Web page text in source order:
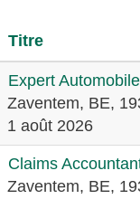
Titre
Expert Automobile
Zaventem, BE,
1 août 2026
Claims
Zaventem, BE,